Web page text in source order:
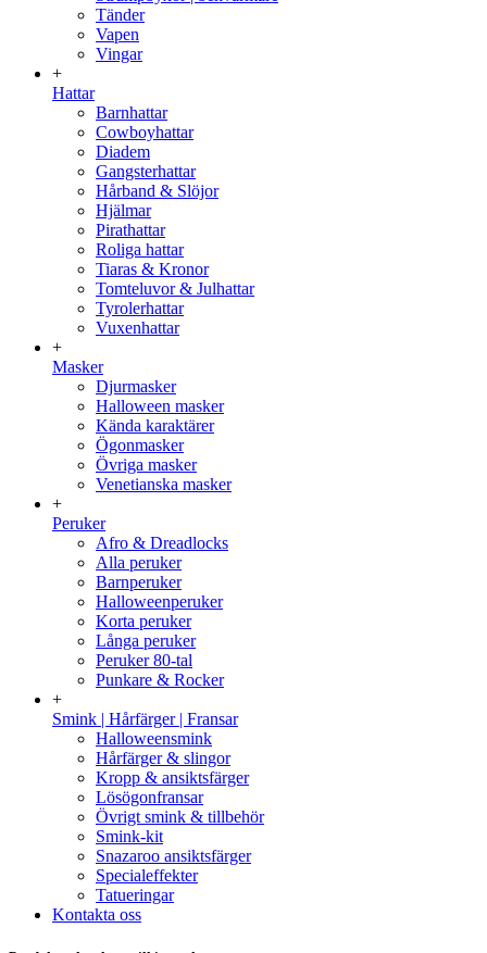
Tänder
Vapen
Vingar
+
Hattar
Barnhattar
Cowboyhattar
Diadem
Gangsterhattar
Hårband & Slöjor
Hjälmar
Pirathattar
Roliga hattar
Tiaras & Kronor
Tomteluvor & Julhattar
Tyrolerhattar
Vuxenhattar
+
Masker
Djurmasker
Halloween masker
Kända karaktärer
Ögonmasker
Övriga masker
Venetianska masker
+
Peruker
Afro & Dreadlocks
Alla peruker
Barnperuker
Halloweenperuker
Korta peruker
Långa peruker
Peruker 80-tal
Punkare & Rocker
+
Smink | Hårfärger | Fransar
Halloweensmink
Hårfärger & slingor
Kropp & ansiktsfärger
Lösögonfransar
Övrigt smink & tillbehör
Smink-kit
Snazaroo ansiktsfärger
Specialeffekter
Tatueringar
Kontakta oss